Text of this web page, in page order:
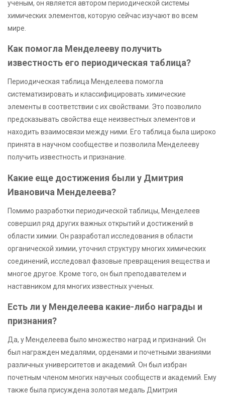
ученым, он является автором периодической системы
химических элементов, которую сейчас изучают во всем
мире.
Как помогла Менделееву получить
известность его периодическая таблица?
Периодическая таблица Менделеева помогла
систематизировать и классифицировать химические
элементы в соответствии с их свойствами. Это позволило
предсказывать свойства еще неизвестных элементов и
находить взаимосвязи между ними. Его таблица была широко
принята в научном сообществе и позволила Менделееву
получить известность и признание.
Какие еще достижения были у Дмитрия
Ивановича Менделеева?
Помимо разработки периодической таблицы, Менделеев
совершил ряд других важных открытий и достижений в
области химии. Он разработал исследования в области
органической химии, уточнил структуру многих химических
соединений, исследовал фазовые превращения вещества и
многое другое. Кроме того, он был преподавателем и
наставником для многих известных ученых.
Есть ли у Менделеева какие-либо награды и
признания?
Да, у Менделеева было множество наград и признаний. Он
был награжден медалями, орденами и почетными званиями
различных университетов и академий. Он был избран
почетным членом многих научных сообществ и академий. Ему
также была присуждена золотая медаль Дмитрия